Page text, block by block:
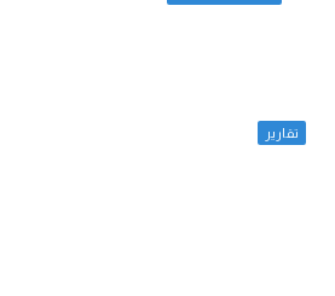
تقارير